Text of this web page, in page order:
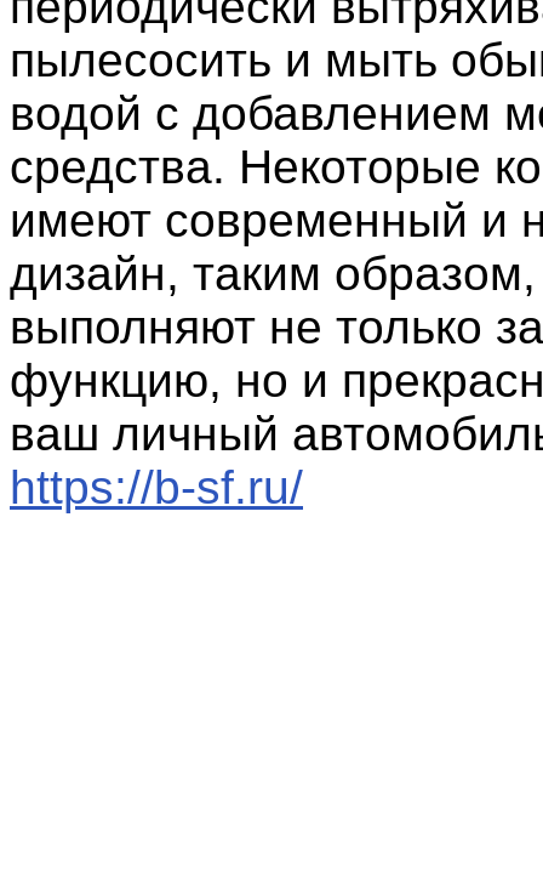
пылесосить и мыть
водой с добавлением
средства. Некоторые
имеют современный и
дизайн, таким
выполняют не только
функцию, но и
ваш личный
https://b-sf.ru/